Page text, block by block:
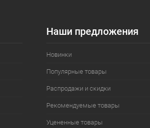
Наши предложения
Новинки
Популярные товары
Распродажи и скидки
Рекомендуемые товары
Уцененные товары